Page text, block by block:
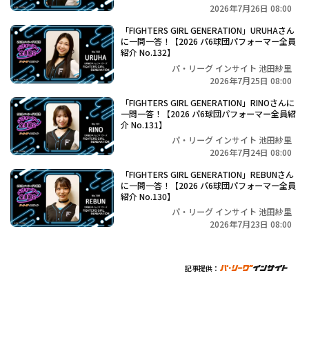
2026年7月26日 08:00
「FIGHTERS GIRL GENERATION」URUHAさん
に一問一答！【2026 パ6球団パフォーマー全員
紹介 No.132】
パ・リーグ インサイト 池田紗里
2026年7月25日 08:00
「FIGHTERS GIRL GENERATION」RINOさんに
一問一答！【2026 パ6球団パフォーマー全員紹
介 No.131】
パ・リーグ インサイト 池田紗里
2026年7月24日 08:00
「FIGHTERS GIRL GENERATION」REBUNさん
に一問一答！【2026 パ6球団パフォーマー全員
紹介 No.130】
パ・リーグ インサイト 池田紗里
2026年7月23日 08:00
記事提供：